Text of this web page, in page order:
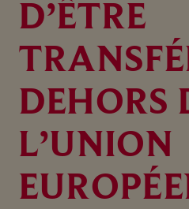
D’ÊTRE
DEHORS
L’UNION